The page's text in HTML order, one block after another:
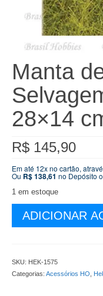
Manta
28×14
R$ 145,90
Em até 12x no cartão,
Ou R$138,61 no Depósito
1 em estoque
Manta
28x14
ADICIONAR
SKU: HEK-1575
Categorias: Acessórios HO